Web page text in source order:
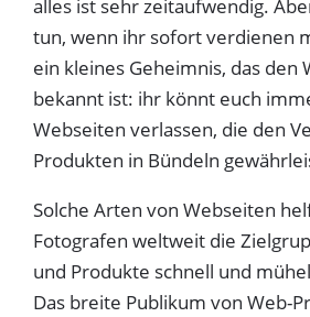
alles ist sehr zeitaufwendig.
tun, wenn ihr sofort verdienen
ein kleines Geheimnis, das den
bekannt ist: ihr könnt euch
Webseiten verlassen, die den
Produkten in Bündeln
Solche Arten von Webseiten
Fotografen weltweit die
und Produkte schnell und
Das breite Publikum von Web-